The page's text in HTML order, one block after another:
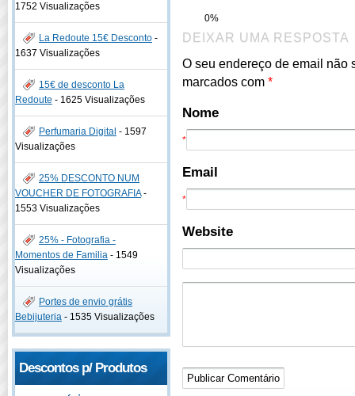
1752 Visualizações
La Redoute 15€ Desconto -
1637 Visualizações
15€ de desconto La
Redoute - 1625 Visualizações
Perfumaria Digital - 1597
Visualizações
25% DESCONTO NUM
VOUCHER DE FOTOGRAFIA-
1553 Visualizações
25% - Fotografia -
Momentos de Familia - 1549
Visualizações
Portes de envio grátis
Bebijuteria - 1535 Visualizações
Descontos p/ Produtos
0%
DEIXAR UMA RESPOSTA
O seu endereço de email não
marcados com *
Nome
*
Email
*
Website